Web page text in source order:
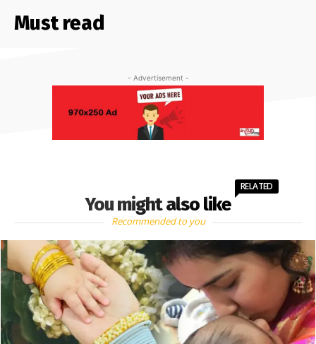
Must read
- Advertisement -
You might also like
RELATED
Recommended to you